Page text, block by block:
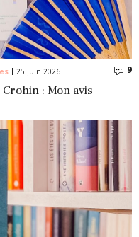
25 juin 2026 9
: Mon avis